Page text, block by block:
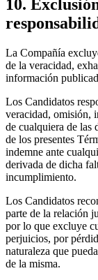
10.
La Compañía
de la veracidad,
información
Los Candidatos
veracidad, omisión,
de cualquiera de las
de los presentes
indemne ante
derivada de dicha
incumplimiento.
Los Candidatos
parte de la relación
por lo que excluye
perjuicios, por
naturaleza que
de la misma.